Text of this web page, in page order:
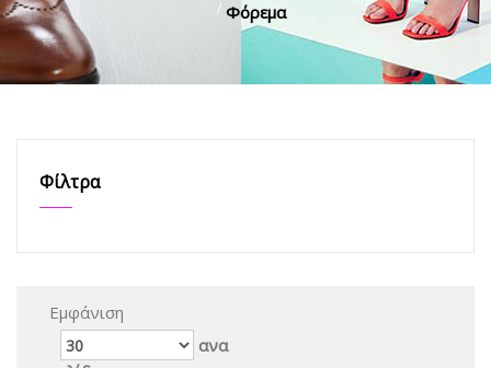
> Φόρεμα
Φίλτρα
Εμφάνιση
ανα